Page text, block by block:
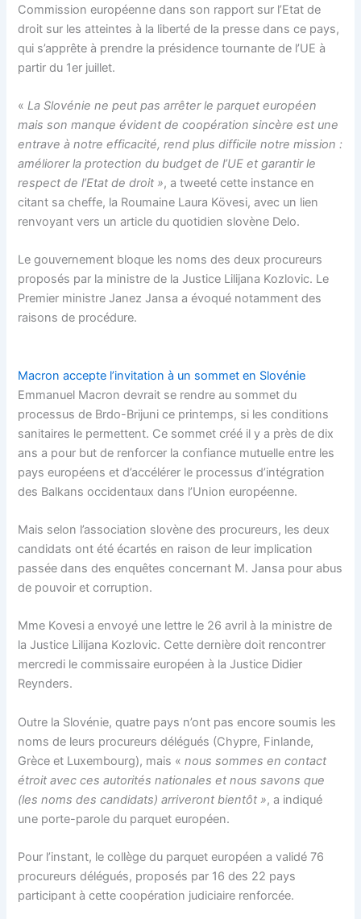
Commission européenne dans son rapport sur l’Etat de
droit sur les atteintes à la liberté de la presse dans ce pays,
qui s’apprête à prendre la présidence tournante de l’UE à
partir du 1er juillet.
«La Slovénie ne peut pas arrêter le parquet européen
mais son manque évident de coopération sincère est une
entrave à notre efficacité, rend plus difficile notre mission :
améliorer la protection du budget de l’UE et garantir le
respect de l’Etat de droit », a tweeté cette instance en
citant sa cheffe, la Roumaine Laura Kövesi, avec un lien
renvoyant vers un article du quotidien slovène Delo.
Le gouvernement bloque les noms des deux procureurs
proposés par la ministre de la Justice Lilijana Kozlovic. Le
Premier ministre Janez Jansa a évoqué notamment des
raisons de procédure.
Macron accepte l’invitation à un sommet en Slovénie
Emmanuel Macron devrait se rendre au sommet du
processus de Brdo-Brijuni ce printemps, si les conditions
sanitaires le permettent. Ce sommet créé il y a près de dix
ans a pour but de renforcer la confiance mutuelle entre les
pays européens et d’accélérer le processus d’intégration
des Balkans occidentaux dans l’Union européenne.
Mais selon l’association slovène des procureurs, les deux
candidats ont été écartés en raison de leur implication
passée dans des enquêtes concernant M. Jansa pour abus
de pouvoir et corruption.
Mme Kovesi a envoyé une lettre le 26 avril à la ministre de
la Justice Lilijana Kozlovic. Cette dernière doit rencontrer
mercredi le commissaire européen à la Justice Didier
Reynders.
Outre la Slovénie, quatre pays n’ont pas encore soumis les
noms de leurs procureurs délégués (Chypre, Finlande,
Grèce et Luxembourg), mais «nous sommes en contact
étroit avec ces autorités nationales et nous savons que
(les noms des candidats) arriveront bientôt », a indiqué
une porte-parole du parquet européen.
Pour l’instant, le collège du parquet européen a validé 76
procureurs délégués, proposés par 16 des 22 pays
participant à cette coopération judiciaire renforcée.